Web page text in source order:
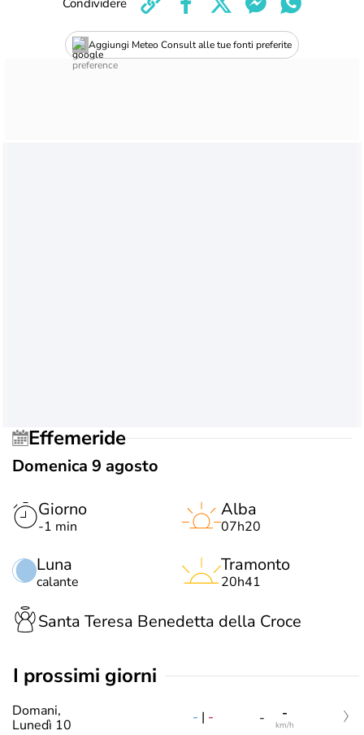
Aggiungi Meteo Consult alle tue fonti preferite
Condividere
Effemeride
Domenica 9 agosto
Giorno
-1 min
Luna
calante
Alba
07h20
Tramonto
20h41
Santa Teresa Benedetta della Croce
i prossimi giorni
Domani,
Lunedì 10
- | - - -
km/h